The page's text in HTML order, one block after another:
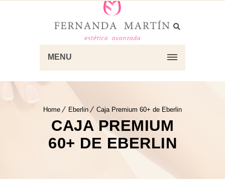
MENU
Home Eberlin Caja Premium 60+ de Eberlin
CAJA PREMIUM
60+ DE EBERLIN